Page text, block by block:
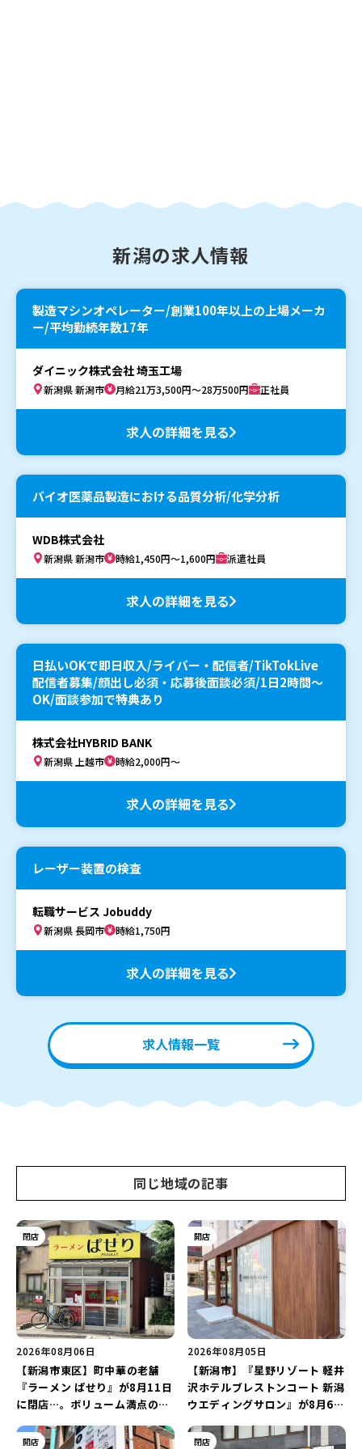
新潟の求人情報
製造マシンオペレーター/創業100年以上の上場メーカ
ー/平均勤続年数17年
ダイニック株式会社 埼玉工場
新潟県 新潟市 月給21万3,500円～28万500円 正社員
求人の詳細を見る
バイオ医薬品製造における品質分析/化学分析
WDB株式会社
新潟県 新潟市 時給1,450円～1,600円 派遣社員
求人の詳細を見る
日払いOKで即日収入/ライバー・配信者/TikTokLive
配信者募集/顔出し必須・応募後面談必須/1日2時間〜
OK/面談参加で特典あり
株式会社HYBRID BANK
新潟県 上越市 時給2,000円～
求人の詳細を見る
レーザー装置の検査
転職サービス Jobuddy
新潟県 長岡市 時給1,750円
求人の詳細を見る
求人情報一覧
同じ地域の記事
閉店
2026年08月06日
【新潟市東区】町中華の老舗
『ラーメン ぱせり』が8月11日
に閉店…。ボリューム満点の名
開店
2026年08月05日
【新潟市】『星野リゾート 軽井
沢ホテルブレストンコート 新潟
ウエディングサロン』が8月6日
グを万代で相談しよう♪
開店 閉店